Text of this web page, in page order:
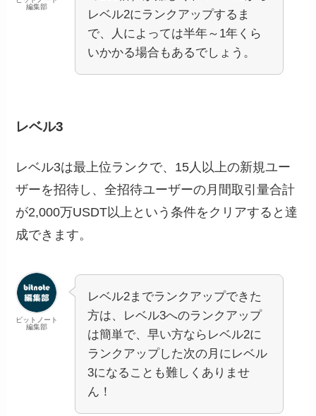
編集部
レベル2にランクアップするま
で、人によっては半年～1年くら
いかかる場合もあるでしょう。
レベル3
レベル3は最上位ランクで、15人以上の新規ユー
ザーを招待し、全招待ユーザーの月間取引量合計
が2,000万USDT以上という条件をクリアすると達
成できます。
ビットノート
編集部
レベル2までランクアップできた
方は、レベル3へのランクアップ
は簡単で、早い方ならレベル2に
ランクアップした次の月にレベル
3になることも難しくありませ
ん！